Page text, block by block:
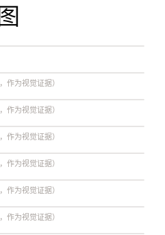
为视觉证据）
为视觉证据）
为视觉证据）
为视觉证据）
为视觉证据）
为视觉证据）